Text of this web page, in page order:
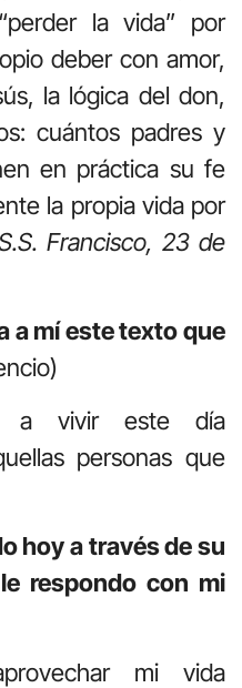
la vida” por
deber con amor,
la lógica del don,
cuántos padres y
en práctica su fe
la propia vida por
Francisco, 23 de
a mí este texto que
a vivir este día
personas que
hoy a través de su
respondo con mi
mi vida